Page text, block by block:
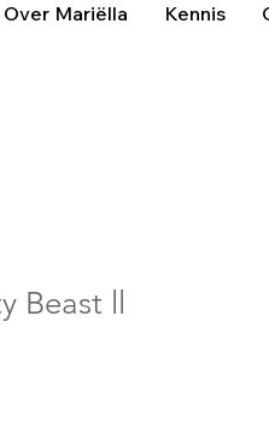
Over Mariëlla Kennis
Beast ll